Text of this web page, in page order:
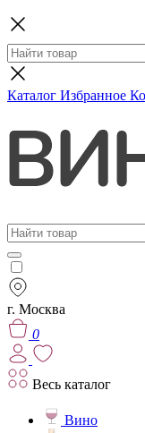
Каталог Избранное
г. Москва
0
Весь каталог
Вино